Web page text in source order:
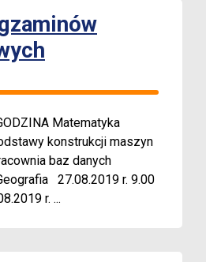
Matematyka
konstrukcji maszyn
baz danych
27.08.2019 r. 9.00
r. ...